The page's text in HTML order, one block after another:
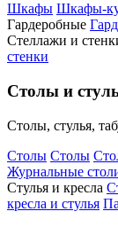
Шкафы Шкафы-
Гардеробные
Стеллажи и
стенки
Столы и
Столы, стулья,
Столы Столы
Журнальные
Стулья и кресла
кресла и стулья